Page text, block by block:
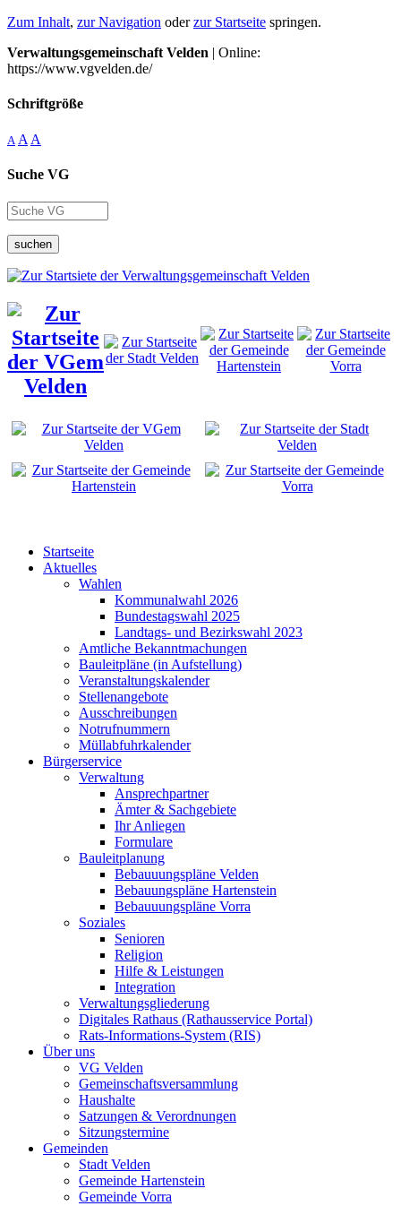
Zum Inhalt, zur Navigation oderzur Startseite springen.
Verwaltungsgemeinschaft Velden | Online:
https://www.vgvelden.de/
Schriftgröße
A A A
Suche VG
suchen
Startseite
Aktuelles
Wahlen
Kommunalwahl 2026
Bundestagswahl 2025
Landtags- und Bezirkswahl 2023
Amtliche Bekanntmachungen
Bauleitpläne (in Aufstellung)
Veranstaltungskalender
Stellenangebote
Ausschreibungen
Notrufnummern
Müllabfuhrkalender
Bürgerservice
Verwaltung
Ansprechpartner
Ämter & Sachgebiete
Ihr Anliegen
Formulare
Bauleitplanung
Bebauuungspläne Velden
Bebauungspläne Hartenstein
Bebauuungspläne Vorra
Soziales
Senioren
Religion
Hilfe & Leistungen
Integration
Verwaltungsgliederung
Digitales Rathaus (Rathausservice Portal)
Rats-Informations-System (RIS)
Über uns
VG Velden
Gemeinschaftsversammlung
Haushalte
Satzungen & Verordnungen
Sitzungstermine
Gemeinden
Stadt Velden
Gemeinde Hartenstein
Gemeinde Vorra